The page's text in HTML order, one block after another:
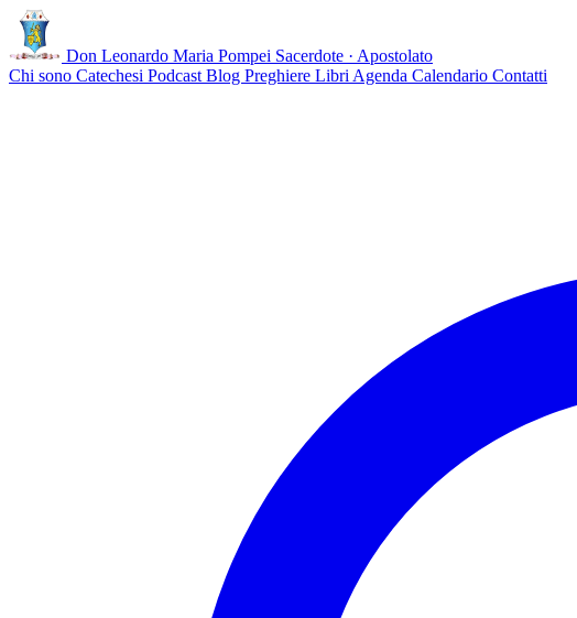
Don Leonardo Maria Pompei Sacerdote · Apostolato
Chi sono Catechesi Podcast Blog Preghiere Libri Agenda Calendario Contatti